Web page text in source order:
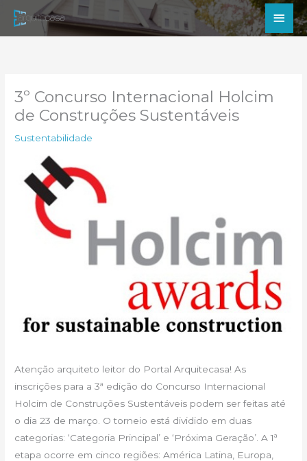
para
3º Concurso Internacional Holcim
de Construções Sustentáveis
Sustentabilidade
Atenção arquiteto leitor do Portal Arquitecasa! As
inscrições para a 3ª edição do Concurso Internacional
Holcim de Construções Sustentáveis podem ser feitas até
o dia 23 de março. O torneio está dividido em duas
categorias: ‘Categoria Principal’ e ‘Próxima Geração’. A 1ª
etapa ocorre em cinco regiões: América Latina, Europa,